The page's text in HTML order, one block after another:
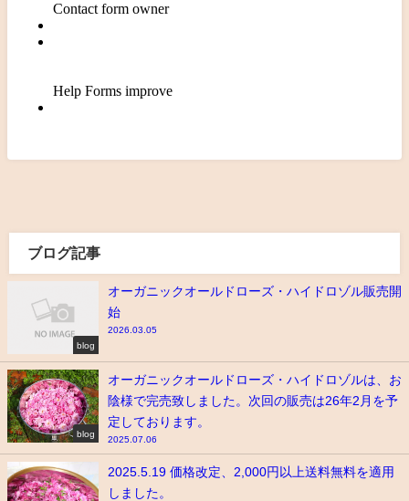
ブログ記事
blog
オーガニックオールドローズ・ハイドロゾル販売開
始
2026.03.05
blog
オーガニックオールドローズ・ハイドロゾルは、お
陰様で完売致しました。次回の販売は26年2月を予
定しております。
2025.07.06
2025.5.19 価格改定、2,000円以上送料無料を適用
しました。